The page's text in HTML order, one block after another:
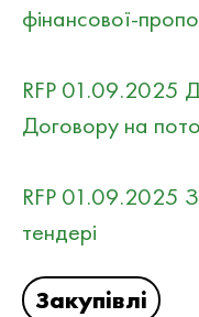
фінансової-
RFP 01.09.2025
Договору на
RFP 01.09.2025
тендері
Закупівлі